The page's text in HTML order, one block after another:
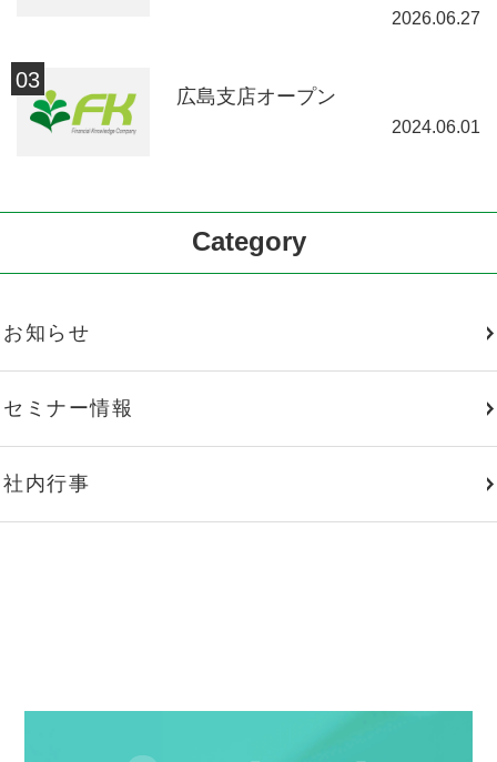
2026.06.27
広島支店オープン
2024.06.01
Category
お知らせ
セミナー情報
社内行事